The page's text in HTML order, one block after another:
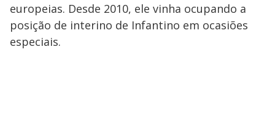
europeias. Desde 2010, ele vinha ocupando a
posição de interino de Infantino em ocasiões
especiais.